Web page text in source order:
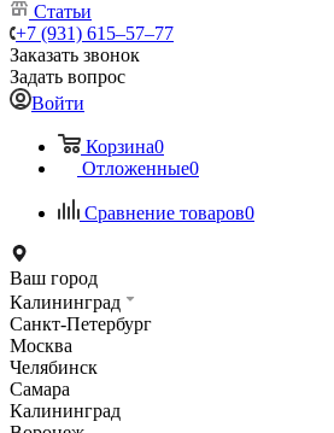
Статьи
+7 (931) 615‒57‒77
Заказать звонок
Задать вопрос
Войти
Корзина0
Отложенные0
Сравнение товаров0
Ваш город
Калининград
Санкт-Петербург
Москва
Челябинск
Самара
Калининград